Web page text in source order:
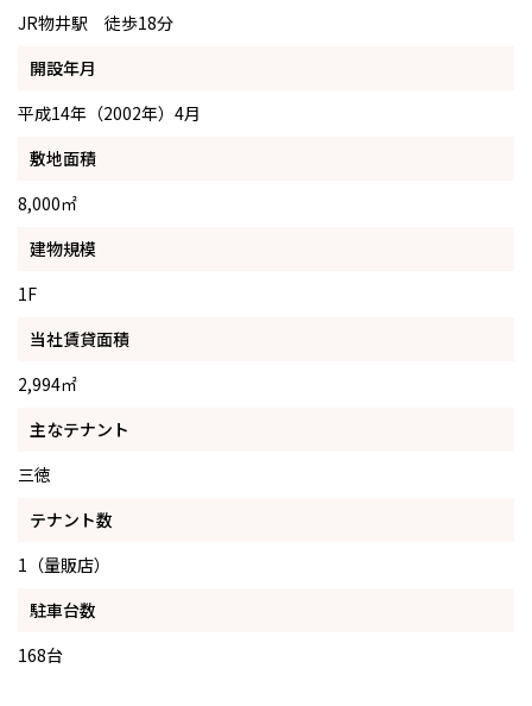
JR物井駅 徒歩18分
開設年月
平成14年（2002年）4月
敷地面積
8,000㎡
建物規模
1F
当社賃貸面積
2,994㎡
主なテナント
三徳
テナント数
1（量販店）
駐車台数
168台